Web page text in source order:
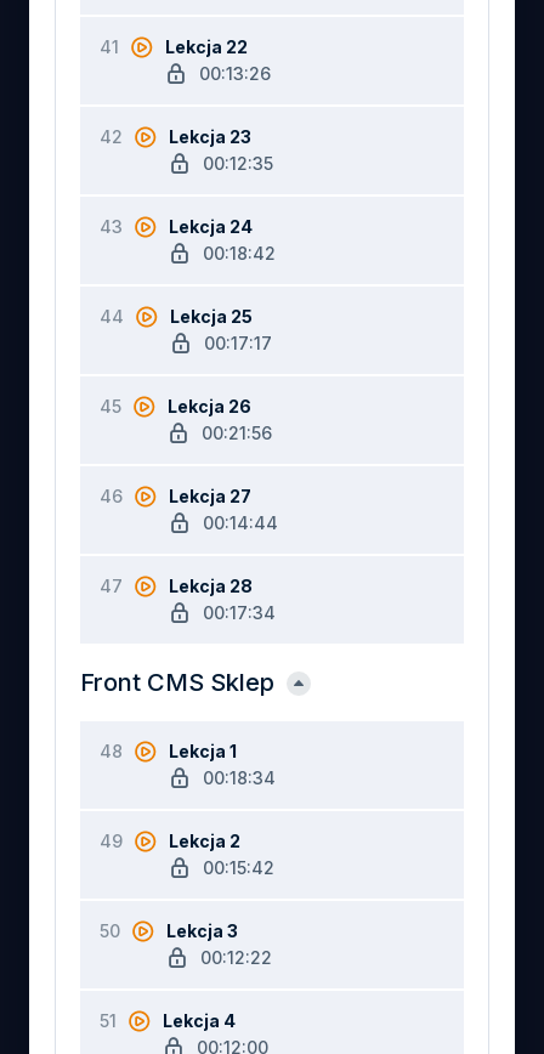
41
Lekcja 22
00:13:26
42
Lekcja 23
00:12:35
43
Lekcja 24
00:18:42
44
Lekcja 25
00:17:17
45
Lekcja 26
00:21:56
46
Lekcja 27
00:14:44
47
Lekcja 28
00:17:34
Front CMS Sklep
48
Lekcja 1
00:18:34
49
Lekcja 2
00:15:42
50
Lekcja 3
00:12:22
51
Lekcja 4
00:12:00